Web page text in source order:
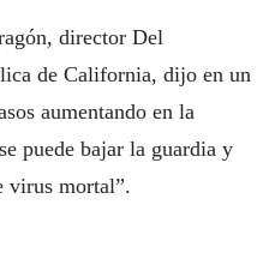
director Del
de California, dijo en un
aumentando en la
puede bajar la guardia y
virus mortal”.